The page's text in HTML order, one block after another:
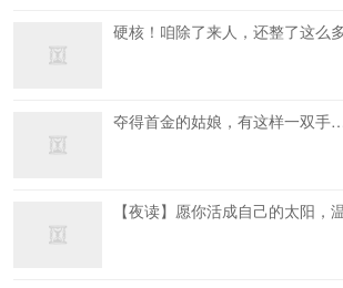
硬核！咱除了来人，还整了这么
夺得首金的姑娘，有这样一双
【夜读】愿你活成自己的太阳，